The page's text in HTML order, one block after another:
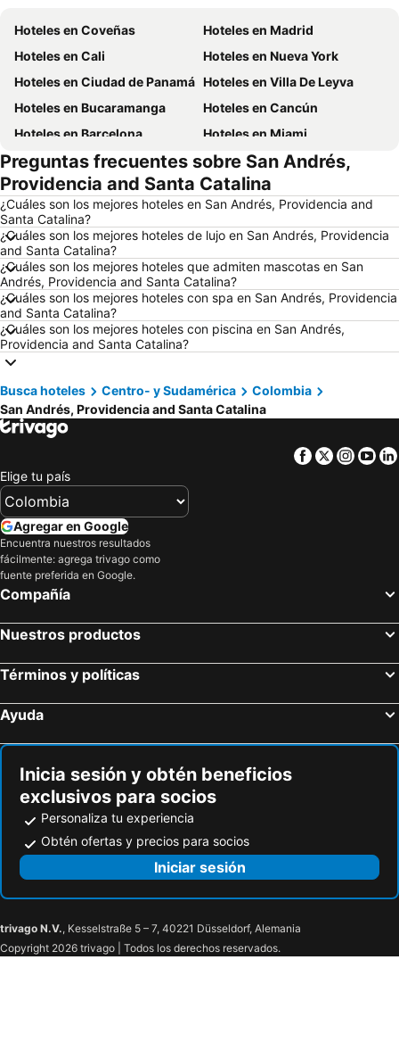
Hoteles en Coveñas
Hoteles en Madrid
Hoteles en Cali
Hoteles en Nueva York
Hoteles en Ciudad de Panamá Hoteles en Villa De Leyva
Hoteles en Bucaramanga
Hoteles en Cancún
Hoteles en Barcelona
Hoteles en Miami
Hoteles en Melgar
Hoteles en París
Hoteles en Ciudad de México
Hoteles en Villavicencio
Hoteles en Roma
Hoteles en Orlando
Hoteles en Villeta
Hoteles en Girardot
Hoteles en Pereira
Hoteles en República Dominicana
Hoteles en Santiago de Chile
Hoteles en Madrid
Hoteles en Jamaica
Hoteles en Eje Cafetero
Hoteles en La Guajira
Hoteles en Islandia
Hoteles en Risaralda
Hoteles en Isla Margarita
Hoteles en Fuerteventura
Hoteles en Chamonix Mont-Blanc
Hoteles en Capadocia
Hoteles en Amazonas
Hoteles en Los Cabos
Preguntas frecuentes sobre San Andrés,
Providencia and Santa Catalina
¿Cuáles son los mejores hoteles en San Andrés, Providencia and
Santa Catalina?
¿Cuáles son los mejores hoteles de lujo en San Andrés, Providencia
and Santa Catalina?
¿Cuáles son los mejores hoteles que admiten mascotas en San
Andrés, Providencia and Santa Catalina?
¿Cuáles son los mejores hoteles con spa en San Andrés, Providencia
and Santa Catalina?
¿Cuáles son los mejores hoteles con piscina en San Andrés,
Providencia and Santa Catalina?
Busca hoteles Centro- y Sudamérica
Colombia
San Andrés, Providencia and Santa Catalina
Facebook
Twitter
Elige tu país
Agregar en Google
Encuentra nuestros resultados
fácilmente: agrega trivago como
fuente preferida en Google.
Compañía
Nuestros productos
Términos y políticas
Ayuda
Inicia sesión y obtén beneficios
exclusivos para socios
Personaliza tu experiencia
Obtén ofertas y precios para socios
Iniciar sesión
trivago N.V., Kesselstraße 5 – 7, 40221 Düsseldorf, Alemania
Copyright 2026 trivago | Todos los derechos reservados.